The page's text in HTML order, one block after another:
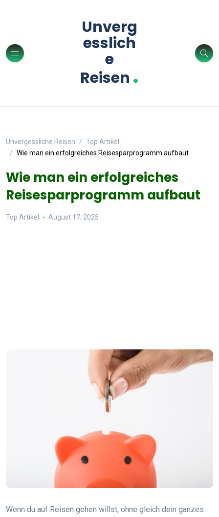
Unverg
esslich
e
Reisen .
Unvergessliche Reisen
Top Artikel
Wie man ein erfolgreiches Reisesparprogramm aufbaut
Wie man ein erfolgreiches
Reisesparprogramm aufbaut
Top Artikel August 17, 2025
Wenn du auf Reisen gehen willst, ohne gleich dein ganzes